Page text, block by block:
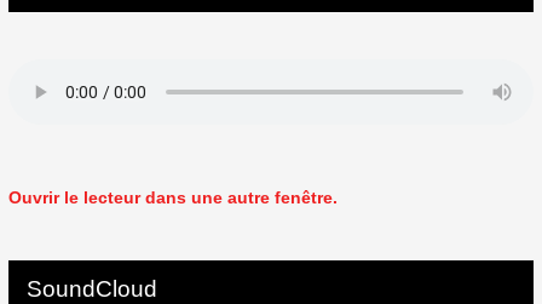
Ouvrir le lecteur dans une autre fenêtre.
SoundCloud